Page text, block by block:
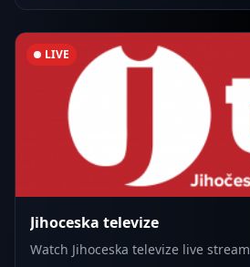
LIVE
Jihoceska televize
Watch Jihoceska televize live stream